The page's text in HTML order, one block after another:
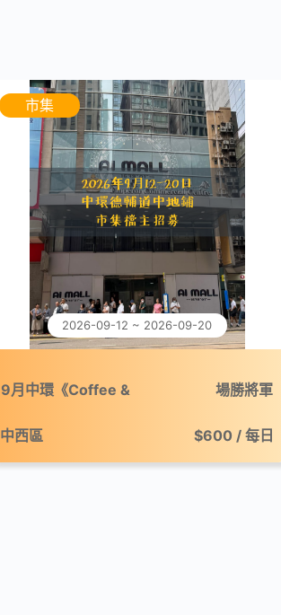
市集
2026-09-12 ~ 2026-09-20
9月中環《Coffee &
場勝將軍
中西區 $600 / 每日